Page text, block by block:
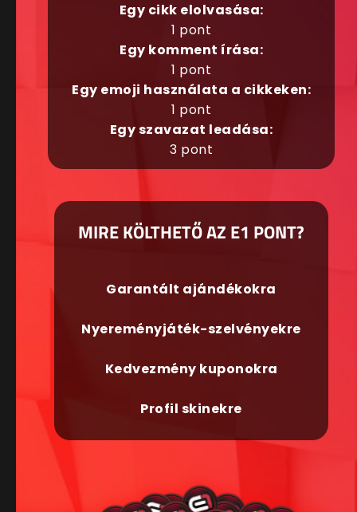
Egy cikk elolvasása:
1 pont
Egy komment írása:
1 pont
Egy emoji használata a cikkeken:
1 pont
Egy szavazat leadása:
3 pont
MIRE KÖLTHETŐ AZ E1 PONT?
Garantált ajándékokra
Nyereményjáték-szelvényekre
Kedvezmény kuponokra
Profil skinekre